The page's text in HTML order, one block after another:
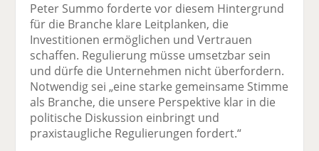
Peter Summo forderte vor diesem Hintergrund
für die Branche klare Leitplanken, die
Investitionen ermöglichen und Vertrauen
schaffen. Regulierung müsse umsetzbar sein
und dürfe die Unternehmen nicht überfordern.
Notwendig sei „eine starke gemeinsame Stimme
als Branche, die unsere Perspektive klar in die
politische Diskussion einbringt und
praxistaugliche Regulierungen fordert.“